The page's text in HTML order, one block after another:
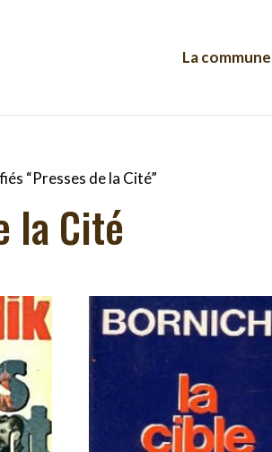
La commune
“Presses de la Cité”
la Cité